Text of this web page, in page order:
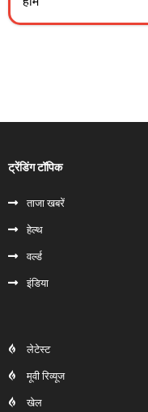
ट्रेंडिंग टॉपिक
ताजा खबरें
हेल्‍थ
वर्ल्ड
इंडिया
लेटेस्ट
मूवी रिव्यूज
खेल